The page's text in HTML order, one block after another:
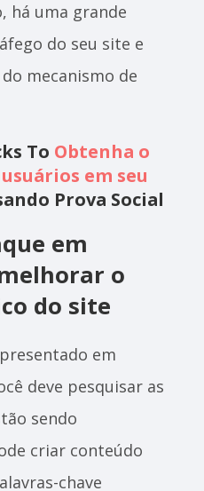
há uma grande
do seu site e
mecanismo de
To Obtenha o
em seu
Prova Social
em
o
do site
em
deve pesquisar as
sendo
criar conteúdo
chave